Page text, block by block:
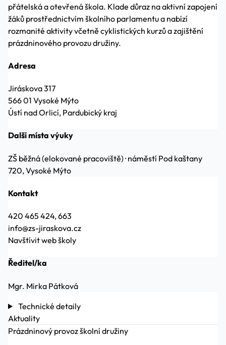
přátelská a otevřená škola. Klade důraz na aktivní zapojení
žáků prostřednictvím školního parlamentu a nabízí
rozmanité aktivity včetně cyklistických kurzů a zajištění
prázdninového provozu družiny.
Adresa
Jiráskova 317
566 01 Vysoké Mýto
Ústí nad Orlicí, Pardubický kraj
Další místa výuky
ZŠ běžná (elokované pracoviště) · náměstí Pod kaštany
720, Vysoké Mýto
Kontakt
420 465 424, 663
info@zs-jiraskova.cz
Navštívit web školy
Ředitel/ka
Mgr. Mirka Pátková
Technické detaily
Aktuality
Prázdninový provoz školní družiny